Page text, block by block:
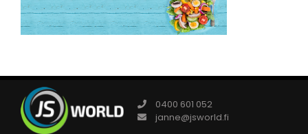
0400 601 052
janne@jsworld.fi